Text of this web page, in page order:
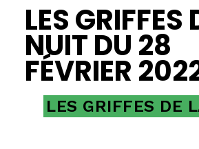
LES GRIFFES
NUIT DU 28
FÉVRIER
LES GRIFFES DE